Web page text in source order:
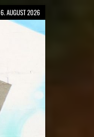
6. AUGUST 2026